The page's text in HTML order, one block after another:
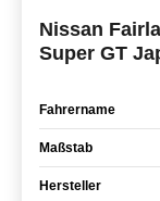
Nissan
Super GT
Fahrername
Maßstab
Hersteller